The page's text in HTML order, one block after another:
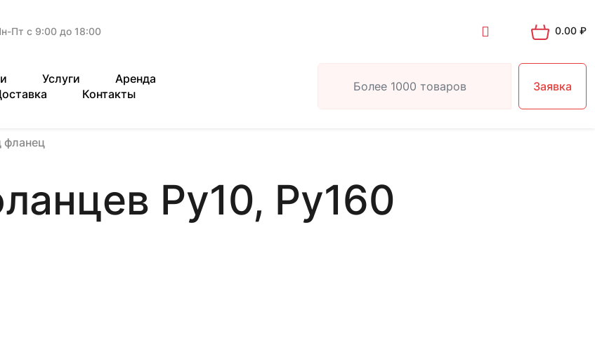
Пт с 9:00 до 18:00 0.00 ₽
Услуги
Аренда
Контакты
Заявка
фланец
Ру10, Ру160